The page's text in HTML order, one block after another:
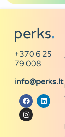
+370 6 25
79 008
info@perks.lt